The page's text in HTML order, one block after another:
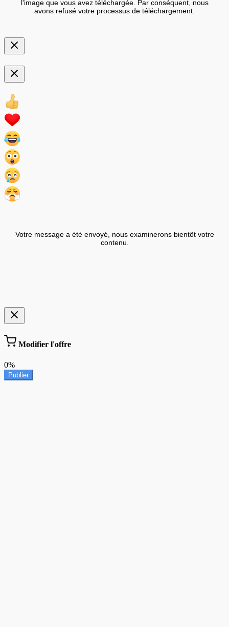
l'image que vous avez téléchargée. Par conséquent, nous
avons refusé votre processus de téléchargement.
Votre message a été envoyé, nous examinerons bientôt votre
contenu.
Modifier l'offre
0%
Publier